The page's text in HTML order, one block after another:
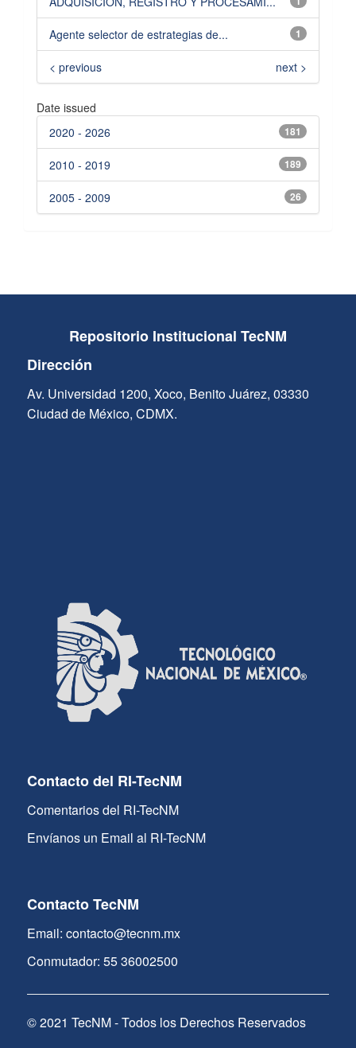
1
Agente selector de estrategias de...
< previous next >
Date issued
181
2020 - 2026
189
2010 - 2019
26
2005 - 2009
Repositorio Institucional TecNM
Dirección
Av. Universidad 1200, Xoco, Benito Juárez, 03330
Ciudad de México, CDMX.
Contacto del RI-TecNM
Comentarios del RI-TecNM
Envíanos un Email al RI-TecNM
Contacto TecNM
Email: contacto@tecnm.mx
Conmutador: 55 36002500
© 2021 TecNM - Todos los Derechos Reservados